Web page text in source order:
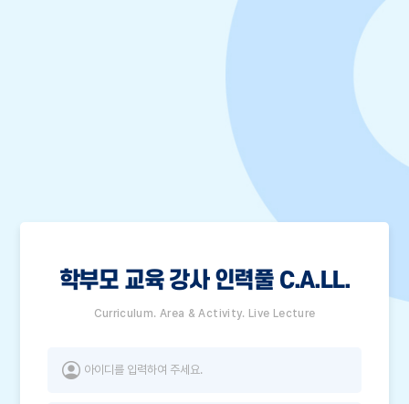
학부모 교육 강사 인력풀 C.A.LL.
Curriculum. Area & Activity. Live Lecture